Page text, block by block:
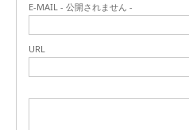
E-MAIL - 公開されません -
URL